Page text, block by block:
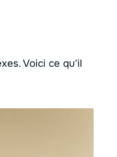
Voici ce qu'il